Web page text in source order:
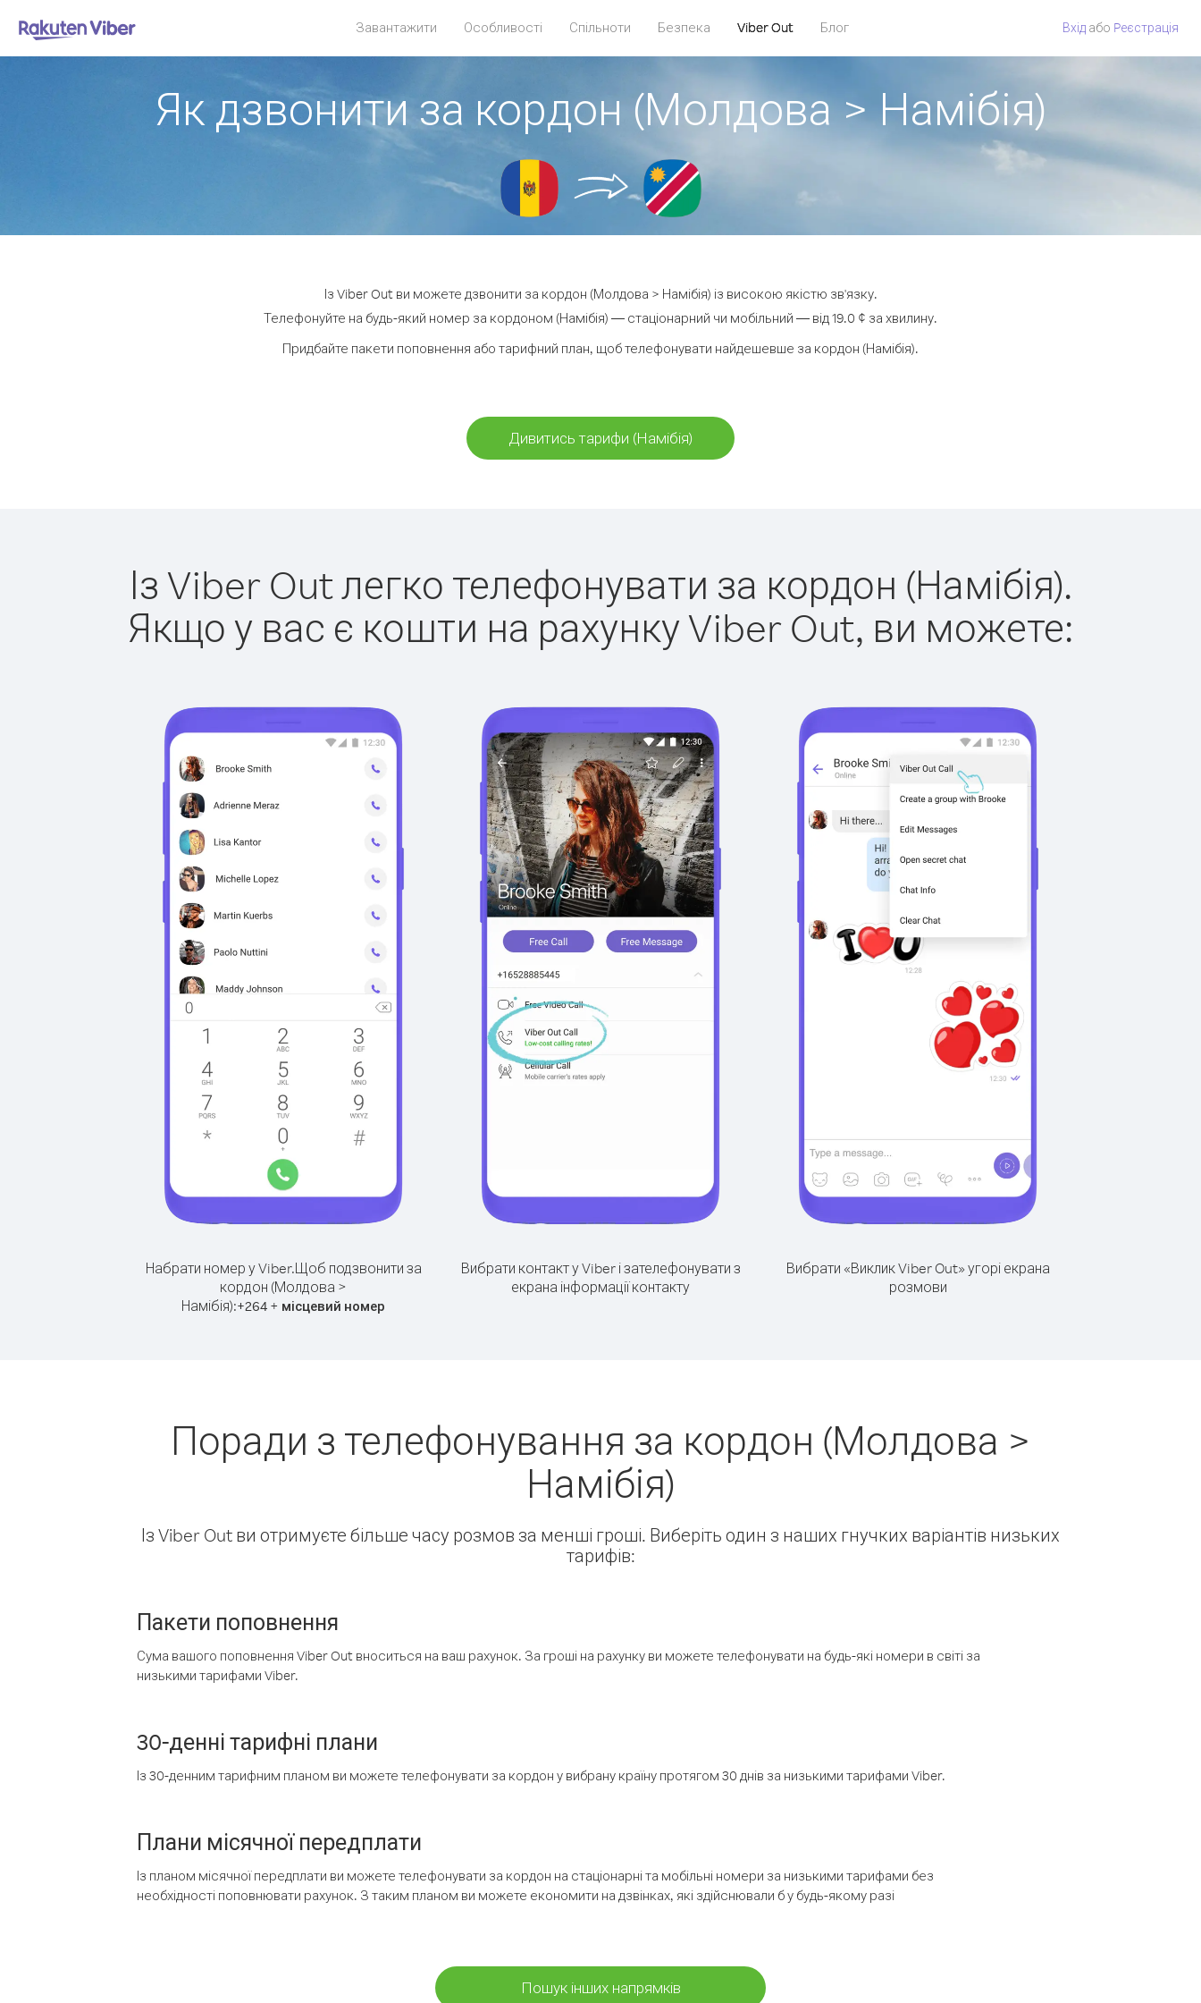
Завантажити Особливості Спільноти Безпека Viber Out Блог Вхід або Pеєстрація
Як дзвонити за кордон (Молдова > Намібія)
Із Viber Out ви можете дзвонити за кордон (Молдова > Намібія) із високою якістю зв'язку.
Телефонуйте на будь-який номер за кордоном (Намібія) — стаціонарний чи мобільний — від 19.0 ¢ за хвилину.
Придбайте пакети поповнення або тарифний план, щоб телефонувати найдешевше за кордон (Намібія).
Дивитись тарифи (Намібія)
Із Viber Out легко телефонувати за кордон (Намібія).
Якщо у вас є кошти на рахунку Viber Out, ви можете:
Набрати номер у Viber.Щоб подзвонити за
кордон (Молдова >
Намібія):+264 + місцевий номер
Вибрати контакт у Viber і зателефонувати з
екрана інформації контакту
Вибрати «Виклик Viber Out» угорі екрана
розмови
Поради з телефонування за кордон (Молдова >
Намібія)
Із Viber Out ви отримуєте більше часу розмов за менші гроші. Виберіть один з наших гнучких варіантів низьких
тарифів:
Пакети поповнення
Сума вашого поповнення Viber Out вноситься на ваш рахунок. За гроші на рахунку ви можете телефонувати на будь-які номери в світі за
низькими тарифами Viber.
30-денні тарифні плани
Із 30-денним тарифним планом ви можете телефонувати за кордон у вибрану країну протягом 30 днів за низькими тарифами Viber.
Плани місячної передплати
Із планом місячної передплати ви можете телефонувати за кордон на стаціонарні та мобільні номери за низькими тарифами без
необхідності поповнювати рахунок. З таким планом ви можете економити на дзвінках, які здійснювали б у будь-якому разі
Пошук інших напрямків